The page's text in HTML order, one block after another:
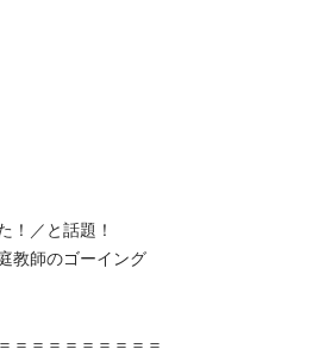
！／と話題！
教師のゴーイング
＝＝＝＝＝＝＝＝＝